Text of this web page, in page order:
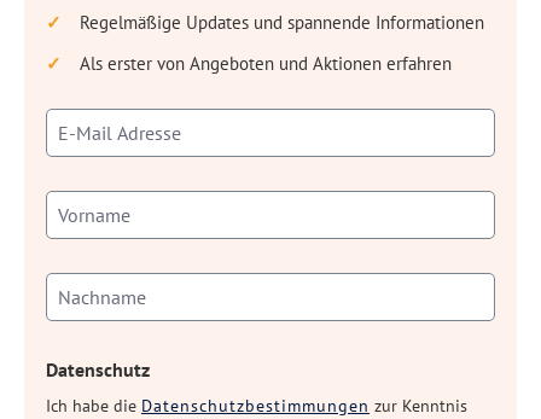
Regelmäßige Updates und spannende Informationen
Als erster von Angeboten und Aktionen erfahren
Datenschutz
Ich habe die Datenschutzbestimmungen zur Kenntnis